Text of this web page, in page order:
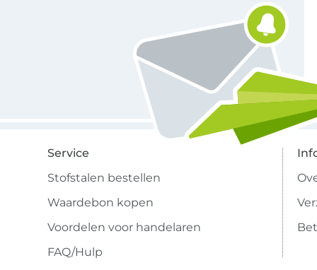
Service
Stofstalen bestellen
Waardebon kopen
Voordelen voor handelaren
FAQ/Hulp